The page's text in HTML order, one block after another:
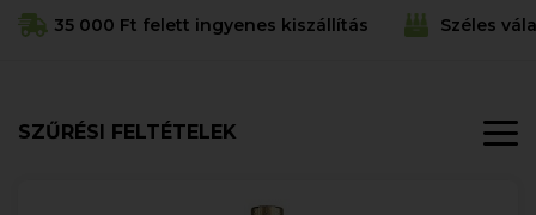
35 000 Ft felett ingyenes kiszállítás Széles
SZŰRÉSI FELTÉTELEK